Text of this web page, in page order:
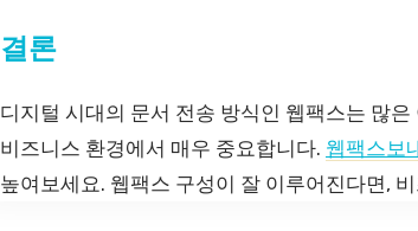
결론
디지털 시대의 문서 전송 방식인 웹팩스는 많
비즈니스 환경에서 매우 중요합니다. 웹팩스보
높여보세요. 웹팩스 구성이 잘 이루어진다면,